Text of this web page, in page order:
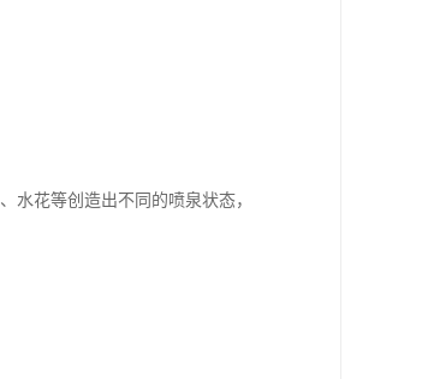
水花等创造出不同的喷泉状态，